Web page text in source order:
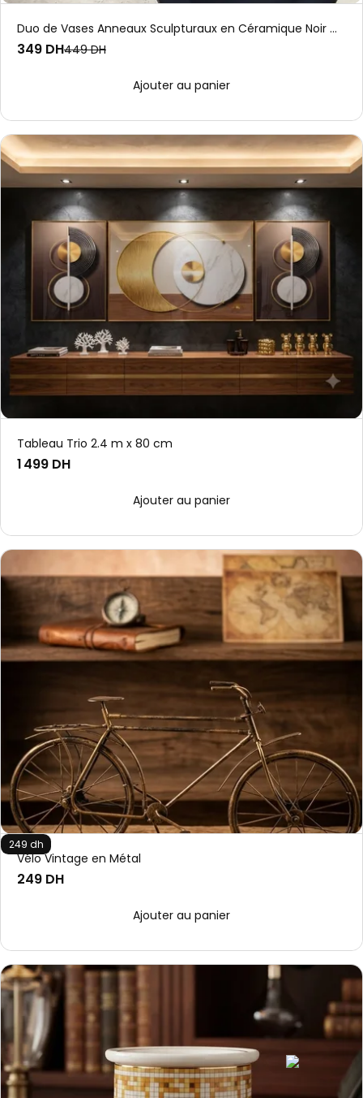
Duo de Vases Anneaux Sculpturaux en Céramique Noir Mat
349 DH449 DH
Tableau Trio 2.4 m x 80 cm
1 499 DH
249 dh
Vélo Vintage en Métal
249 DH